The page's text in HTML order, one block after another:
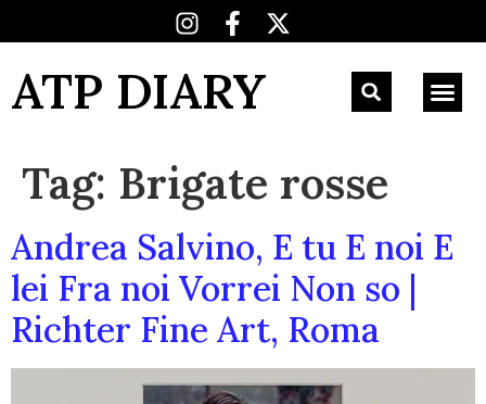
ATP DIARY
Tag: Brigate rosse
Andrea Salvino, E tu E noi E
lei Fra noi Vorrei Non so |
Richter Fine Art, Roma